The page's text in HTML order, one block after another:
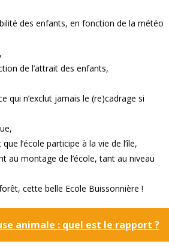
des enfants, en fonction de la météo
de l’attrait des enfants,
qui n’exclut jamais le (re)cadrage si
l’école participe à la vie de l’île,
au montage de l’école, tant au niveau
cette belle Ecole Buissonnière !
animale : quel est le rapport ?